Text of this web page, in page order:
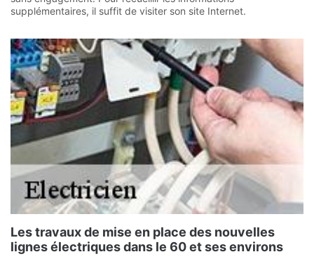
supplémentaires, il suffit de visiter son site Internet.
Les travaux de mise en place des nouvelles
lignes électriques dans le 60 et ses environs